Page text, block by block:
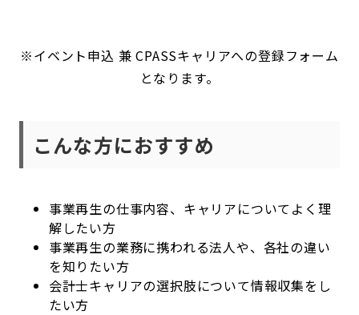
※イベント申込 兼 CPASSキャリアへの登録フォーム
となります。
こんな方におすすめ
事業再生の仕事内容、キャリアについてよく理
解したい方
事業再生の業務に携われる法人や、各社の違い
を知りたい方
会計士キャリアの選択肢について情報収集をし
たい方